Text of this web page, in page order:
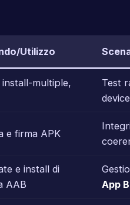
Utilizzo
install-multiple,
Test
device
e firma APK
e install di
AAB
App